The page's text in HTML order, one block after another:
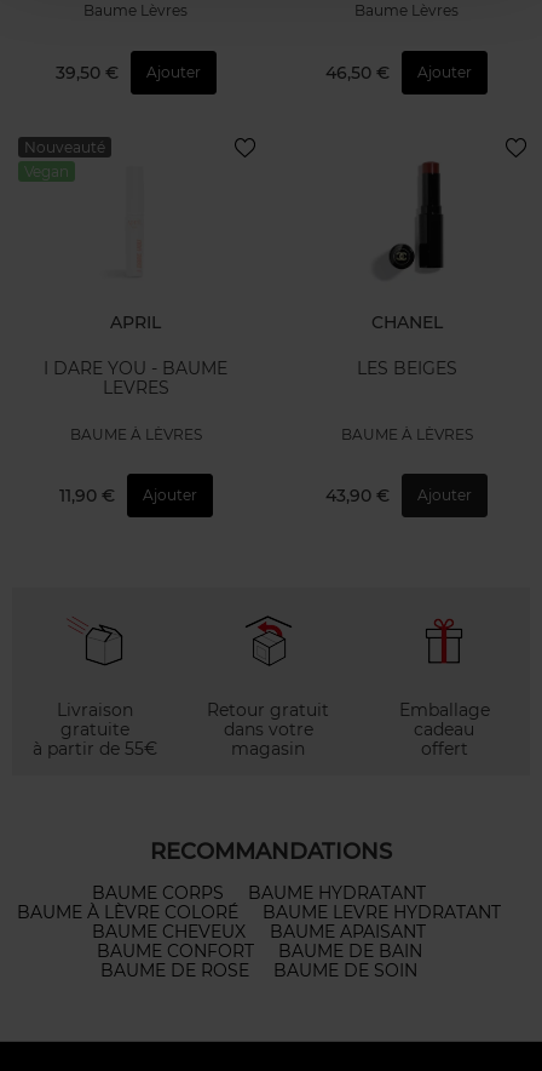
Baume Lèvres
39,50 € Ajouter
Baume Lèvres
46,50 € Ajouter
Nouveauté
Vegan
APRIL
I DARE YOU - BAUME
LEVRES
BAUME À LÈVRES
11,90 € Ajouter
CHANEL
LES BEIGES
BAUME À LÈVRES
43,90 € Ajouter
Livraison
gratuite
à partir de 55€
Retour gratuit
dans votre
magasin
Emballage
cadeau
offert
RECOMMANDATIONS
BAUME CORPS
BAUME HYDRATANT
BAUME À LÈVRE COLORÉ
BAUME LEVRE HYDRATANT
BAUME CHEVEUX
BAUME APAISANT
BAUME CONFORT
BAUME DE BAIN
BAUME DE ROSE
BAUME DE SOIN